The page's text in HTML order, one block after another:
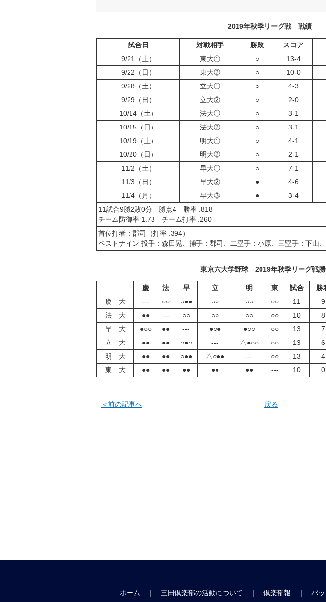
2019年秋季リーグ戦 戦績
試合日 対戦相手 勝敗 スコア
9/21（土）
東大① ○ 13-4
9/22（日）
東大② ○ 10-0
9/28（土）
立大① ○ 4-3
9/29（日）
立大② ○ 2-0
10/14（土）
法大① ○ 3-1
10/15（日）
法大② ○ 3-1
10/19（土）
明大① ○ 4-1
10/20（日）
明大② ○ 2-1
11/2（土）
早大① ○ 7-1
11/3（日）
早大② ● 4-6
11/4（月）
早大③ ● 3-4
11試合9勝2敗0分 勝点4 勝率 .818
チーム防御率 1.73 チーム打率 .260
首位打者：郡司（打率 .394）
ベストナイン 投手：森田晃、捕手：郡司、二塁手：小原、三塁手：下山
東京六大学野球 2019年秋季リーグ戦
慶 法 早 立 明 東 試合 勝
慶 大
--- ○○ ○●● ○○ ○○ ○○ 11 9
法 大
●● --- ○○ ○○ ○○ ○○ 10 8
早 大
●○○ ●● --- ●○● ●○○ ○○ 13 7
立 大
●● ●● ○●○ --- △●○○ ○○ 13 6
明 大
●● ●● ○●● △○●● --- ○○ 13 4
東 大
●● ●● ●● ●● ●● --- 10 0
＜前の記事へ 戻る
ホーム ｜ 三田倶楽部の活動について ｜ 倶楽部報 ｜ バ